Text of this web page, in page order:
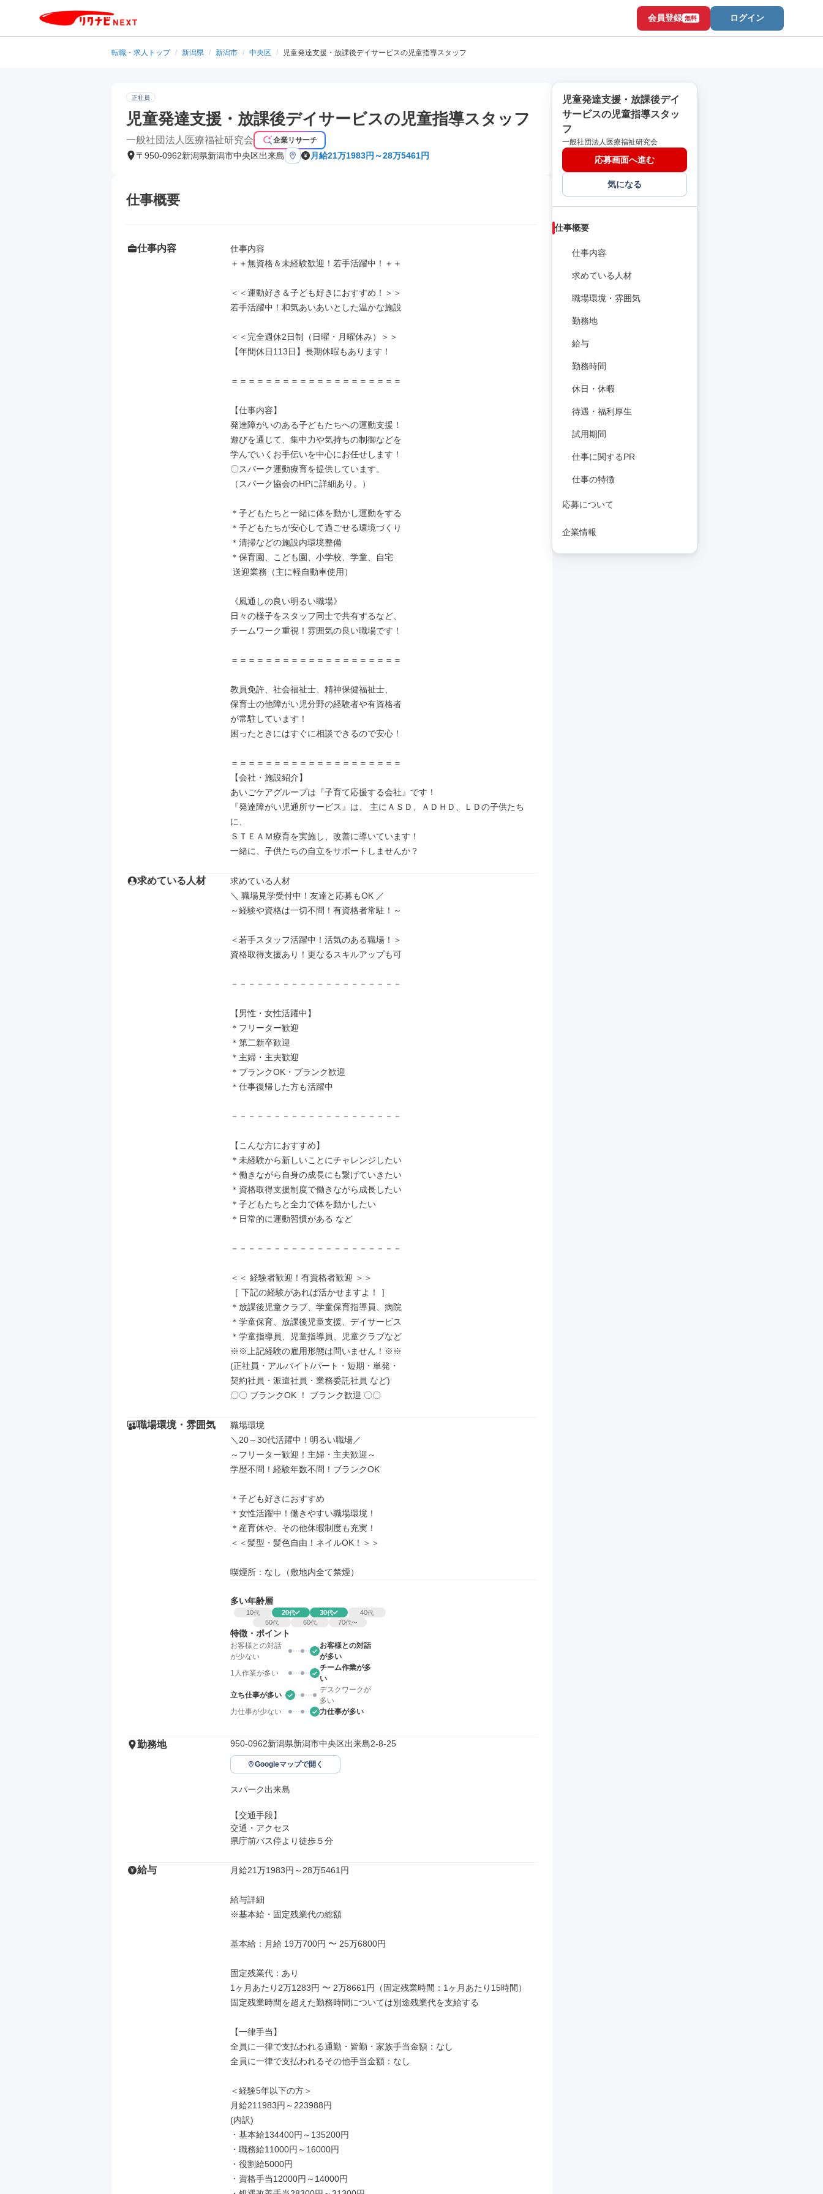
会員登録 無料 ログイン
転職・求人トップ / 新潟県 / 新潟市 / 中央区 / 児童発達支援・放課後デイサービスの児童指導スタッフ
正社員
児童発達支援・放課後デイサービスの児童指導スタッフ
一般社団法人医療福祉研究会 企業リサーチ
〒950-0962新潟県新潟市中央区出来島 月給21万1983円～28万5461円
仕事概要
仕事内容
仕事内容
＋＋無資格＆未経験歓迎！若手活躍中！＋＋
＜＜運動好き＆子ども好きにおすすめ！＞＞
若手活躍中！和気あいあいとした温かな施設
＜＜完全週休2日制（日曜・月曜休み）＞＞
【年間休日113日】長期休暇もあります！
＝＝＝＝＝＝＝＝＝＝＝＝＝＝＝＝＝＝＝＝
【仕事内容】
発達障がいのある子どもたちへの運動支援！
遊びを通じて、集中力や気持ちの制御などを
学んでいくお手伝いを中心にお任せします！
〇スパーク運動療育を提供しています。
（スパーク協会のHPに詳細あり。）
＊子どもたちと一緒に体を動かし運動をする
＊子どもたちが安心して過ごせる環境づくり
＊清掃などの施設内環境整備
＊保育園、こども園、小学校、学童、自宅
《風通しの良い明るい職場》
日々の様子をスタッフ同士で共有するなど、
チームワーク重視！雰囲気の良い職場です！
＝＝＝＝＝＝＝＝＝＝＝＝＝＝＝＝＝＝＝＝
教員免許、社会福祉士、精神保健福祉士、
保育士の他障がい児分野の経験者や有資格者
が常駐しています！
困ったときにはすぐに相談できるので安心！
＝＝＝＝＝＝＝＝＝＝＝＝＝＝＝＝＝＝＝＝
【会社・施設紹介】
あいごケアグループは『子育て応援する会社』です！
『発達障がい児通所サービス』は、 主にＡＳＤ、ＡＤＨＤ、ＬＤの子供たち
に、
ＳＴＥＡＭ療育を実施し、改善に導いています！
一緒に、子供たちの自立をサポートしませんか？
求めている人材
求めている人材
＼ 職場見学受付中！友達と応募もOK ／
～経験や資格は一切不問！有資格者常駐！～
＜若手スタッフ活躍中！活気のある職場！＞
資格取得支援あり！更なるスキルアップも可
－－－－－－－－－－－－－－－－－－－－
【男性・女性活躍中】
＊フリーター歓迎
＊第二新卒歓迎
＊主婦・主夫歓迎
＊ブランクOK・ブランク歓迎
＊仕事復帰した方も活躍中
－－－－－－－－－－－－－－－－－－－－
【こんな方におすすめ】
＊未経験から新しいことにチャレンジしたい
＊働きながら自身の成長にも繋げていきたい
＊資格取得支援制度で働きながら成長したい
＊子どもたちと全力で体を動かしたい
＊日常的に運動習慣がある など
－－－－－－－－－－－－－－－－－－－－
＜＜ 経験者歓迎！有資格者歓迎 ＞＞
［ 下記の経験があれば活かせますよ！ ］
＊放課後児童クラブ、学童保育指導員、病院
＊学童保育、放課後児童支援、デイサービス
＊学童指導員、児童指導員、児童クラブなど
※※上記経験の雇用形態は問いません！※※
(正社員・アルバイト/パート・短期・単発・
契約社員・派遣社員・業務委託社員 など)
〇〇 ブランクOK ！ ブランク歓迎 〇〇
職場環境・雰囲気
職場環境
＼20～30代活躍中！明るい職場／
～フリーター歓迎！主婦・主夫歓迎～
学歴不問！経験年数不問！ブランクOK
＊子ども好きにおすすめ
＊女性活躍中！働きやすい職場環境！
＊産育休や、その他休暇制度も充実！
＜＜髪型・髪色自由！ネイルOK！＞＞
喫煙所：なし（敷地内全て禁煙）
多い年齢層
10代 20代 30代 40代
50代 60代 70代〜
特徴・ポイント
お客様との対話
が少ない
お客様との対話
が多い
1人作業が多い
チーム作業が多
い
立ち仕事が多い
デスクワークが
多い
力仕事が少ない
力仕事が多い
勤務地 950-0962新潟県新潟市中央区出来島2-8-25
Googleマップで開く
スパーク出来島
【交通手段】
交通・アクセス
県庁前バス停より徒歩５分
給与 月給21万1983円～28万5461円
給与詳細
※基本給・固定残業代の総額
基本給：月給 19万700円 〜 25万6800円
固定残業代：あり
1ヶ月あたり2万1283円 〜 2万8661円（固定残業時間：1ヶ月あたり15時間）
固定残業時間を超えた勤務時間については別途残業代を支給する
【一律手当】
全員に一律で支払われる通勤・皆勤・家族手当金額：なし
全員に一律で支払われるその他手当金額：なし
＜経験5年以下の方＞
月給211983円～223988円
(内訳)
・基本給134400円～135200円
・職務給11000円～16000円
・役割給5000円
・資格手当12000円～14000円
児童発達支援・放課後デイ
サービスの児童指導スタッ
フ
一般社団法人医療福祉研究会
応募画面へ進む
気になる
仕事概要
仕事内容
求めている人材
職場環境・雰囲気
勤務地
給与
勤務時間
休日・休暇
待遇・福利厚生
試用期間
仕事に関するPR
仕事の特徴
応募について
企業情報